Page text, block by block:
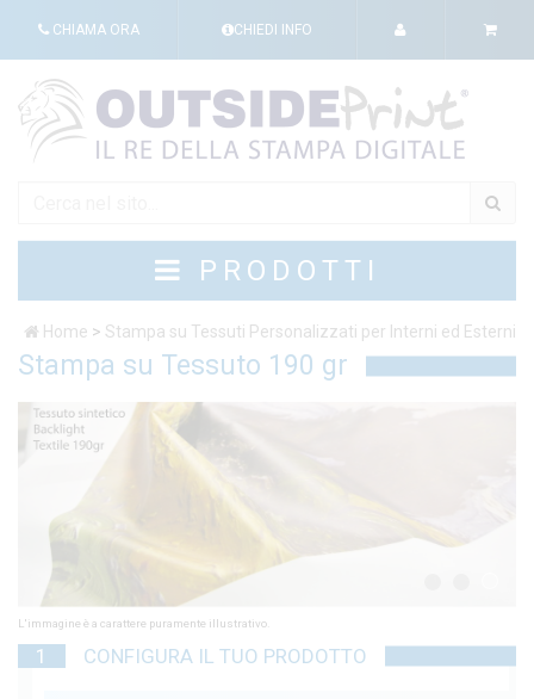
CHIAMA ORA CHIEDI INFO
PRODOTTI
Home > Stampa su Tessuti Personalizzati per Interni ed Esterni
Stampa su Tessuto 190 gr
L'immagine è a carattere puramente illustrativo.
1 CONFIGURA IL TUO PRODOTTO